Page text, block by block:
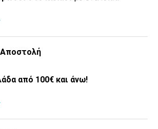
από 100€ και άνω!